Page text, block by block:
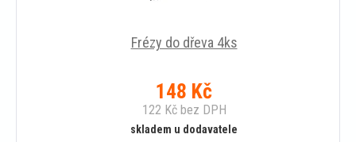
Frézy do dřeva 4ks
148 Kč
122 Kčbez DPH
skladem u dodavatele